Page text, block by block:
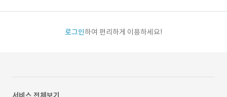
로그인하여 편리하게 이용하세요!